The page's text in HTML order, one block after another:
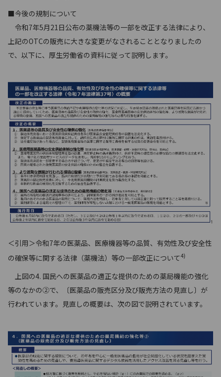
■今後の規制について
令和7年5月21日公布の薬機法等の一部を改正する法律により、
上記のOTCの販売に大きな変更がなされることとなりましたの
で、以下に、厚生労働省の資料に従って説明します。
＜引用＞令和7年の医薬品、医療機器等の品質、有効性及び安全性
の確保等に関する法律（薬機法）等の一部改正について4)
上図の4. 国民への医薬品の適正な提供のための薬局機能の強化
等のなかの②で、〔医薬品の販売区分及び販売方法の見直し〕が
行われています。見直しの概要は、次の図で説明されています。